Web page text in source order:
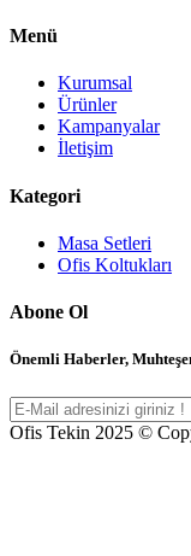
Menü
Kurumsal
Ürünler
Kampanyalar
İletişim
Kategori
Masa Setleri
Ofis Koltukları
Abone Ol
Önemli Haberler,
Ofis Tekin 2025 ©